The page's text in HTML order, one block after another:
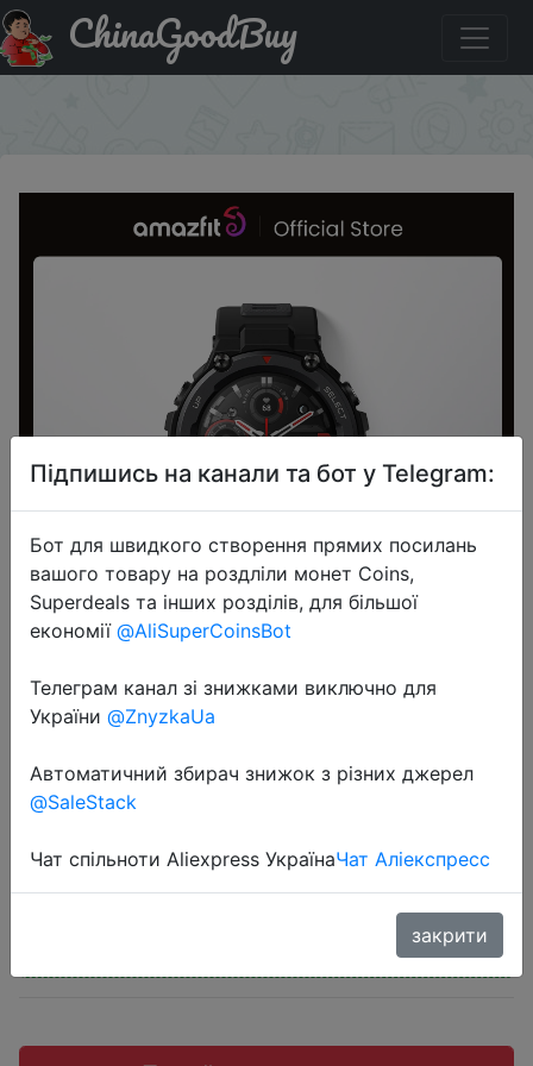
Промокод на знижку U2U1KJ6P9FI4 Amazfit Rex Pro
Watch Faces Download | Amazfit Rex Pro Smart Watch
ChinaGoodBuy
Amazfit Rex Pro Watch Faces
Download | Amazfit Rex Pro Smart
Watch
$101
"U2U1KJ6P9FI4"
Підпишись на канали та бот у Telegram:
Бот для швидкого створення прямих посилань
вашого товару на роздліли монет Coins,
Superdeals та інших розділів, для більшої
економії @AliSuperCoinsBot
Телеграм канал зі знижками виключно для
України @ZnyzkaUa
Автоматичний збирач знижок з різних джерел
@SaleStack
Чат спільноти Aliexpress УкраїнаЧат Аліекспресс
закрити